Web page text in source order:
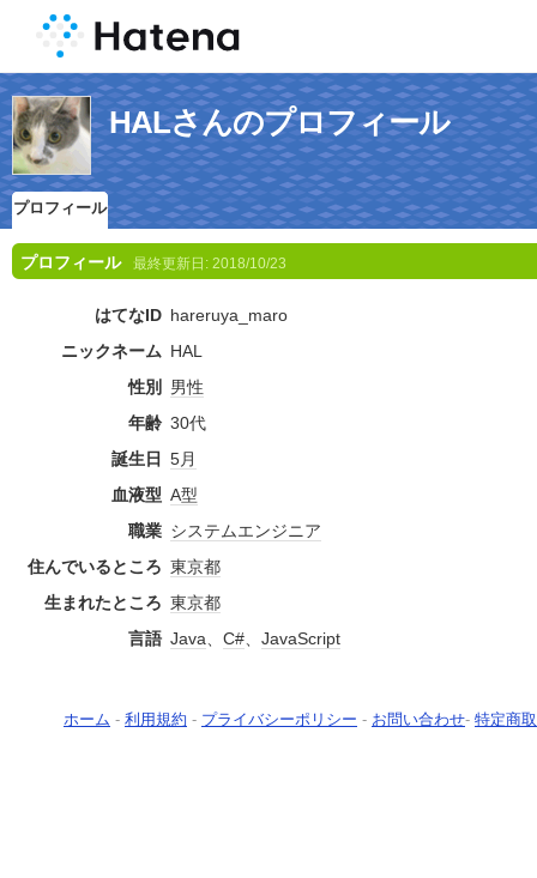
HALさんのプロフィール
プロフィール
プロフィール 最終更新日: 2018/10/23
はてなID hareruya_maro
ニックネーム HAL
性別
男性
年齢 30代
誕生日
5月
血液型 A型
職業 システムエンジニア
住んでいるところ 東京都
生まれたところ 東京都
言語 Java、 C#、 JavaScript
ホーム - 利用規約 - プライバシーポリシー - お問い合わせ- 特定商